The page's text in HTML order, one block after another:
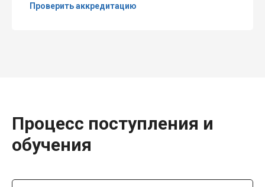
Проверить аккредитацию
Процесс поступления и
обучения